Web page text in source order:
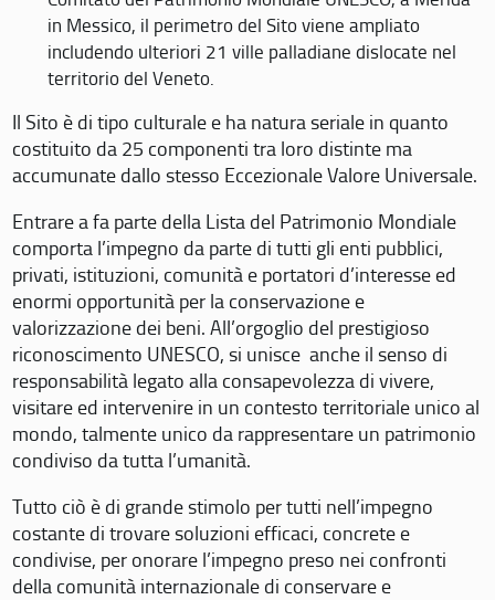
in Messico, il perimetro del Sito viene ampliato
includendo ulteriori 21 ville palladiane dislocate nel
territorio del Veneto.
Il Sito è di tipo culturale e ha natura seriale in quanto
costituito da 25 componenti tra loro distinte ma
accumunate dallo stesso Eccezionale Valore Universale.
Entrare a fa parte della Lista del Patrimonio Mondiale
comporta l’impegno da parte di tutti gli enti pubblici,
privati, istituzioni, comunità e portatori d’interesse ed
enormi opportunità per la conservazione e
valorizzazione dei beni. All’orgoglio del prestigioso
riconoscimento UNESCO, si unisce anche il senso di
responsabilità legato alla consapevolezza di vivere,
visitare ed intervenire in un contesto territoriale unico al
mondo, talmente unico da rappresentare un patrimonio
condiviso da tutta l’umanità.
Tutto ciò è di grande stimolo per tutti nell’impegno
costante di trovare soluzioni efficaci, concrete e
condivise, per onorare l’impegno preso nei confronti
della comunità internazionale di conservare e